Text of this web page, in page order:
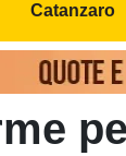
Catanzaro